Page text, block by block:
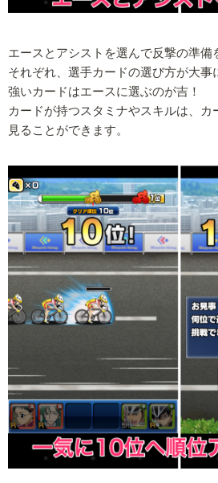
エースとアシストを選んで反撃の準備
それぞれ、選手カードの選び方が大事
強いカードはエースに選ぶのが吉！
カードが持つスタミナやスキルは、
見ることができます。